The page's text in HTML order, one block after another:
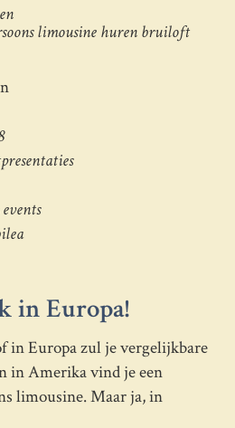
in Europa!
in Europa zul je vergelijkbare
in Amerika vind je een
limousine. Maar ja, in